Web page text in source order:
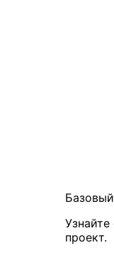
проект.